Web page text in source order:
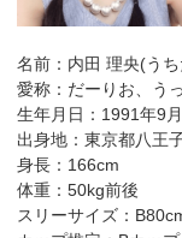
名前：内田 理央(う
愛称：だーりお、う
生年月日：1991年9
出身地：東京都八王
身長：166cm
体重：50kg前後
スリーサイズ：